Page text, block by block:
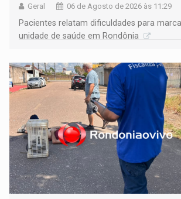
Geral 06 de Agosto de 2026 às 11:29
Pacientes relatam dificuldades para
unidade de saúde em Rondônia